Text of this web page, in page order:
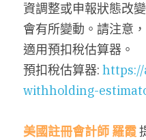
資調整或申報狀態改
會有所變動。請注意
適用預扣稅估算器。
預扣稅估算器: https://
withholding-
美國註冊會計師 羅霞